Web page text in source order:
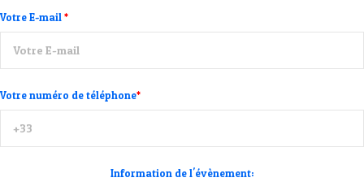
Votre E-mail*
Votre numéro de téléphone*
Information de l'évènement: